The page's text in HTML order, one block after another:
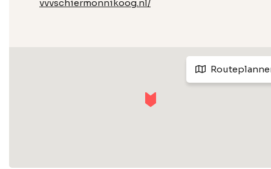
vvvschiermonnikoog.nl/